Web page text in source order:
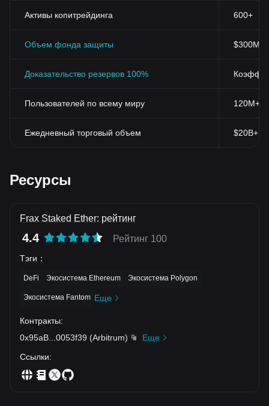
дополнением к сфере децентрализованных финансов. Его
делают его привлекательным выбором для людей,
заинтересованных в инвестициях в DeFi. Тем не менее, как и
проводить собственные исследования и обдумывать риски.
Активы копитрейдинга 600+
Объем фонда защиты $300M+
Доказательство резервов 100%
Пользователей по всему миру 120M+
Ежедневный торговый объем $20B+
Ресурсы
Frax Staked Ether: рейтинг
4.4 Рейтинг 100
Тэги ：
DeFi Экосистема Ethereum Экосистема Polygon
Экосистема Fantom Еще
Контракты:
0x95aB
0053f39 (Arbitrum)
Еще
Ссылки: